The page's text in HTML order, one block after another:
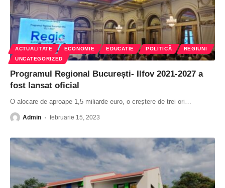
ACTUALITATE ECONOMIE EDUCATIE POLITICĂ
REGIUNI
UNCATEGORIZED
Programul Regional București- Ilfov 2021-2027 a
fost lansat oficial
O alocare de aproape 1,5 miliarde euro, o creștere de trei ori…
Admin februarie 15, 2023